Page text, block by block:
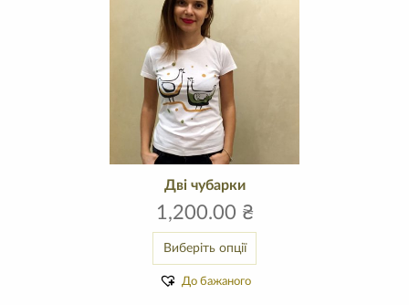
Дві чубарки
1,200.00 ₴
Виберіть опції
До бажаного